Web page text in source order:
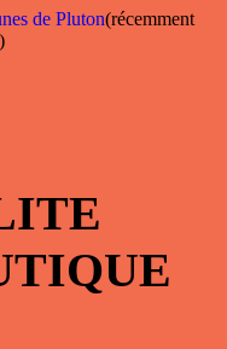
de Pluton(récemment